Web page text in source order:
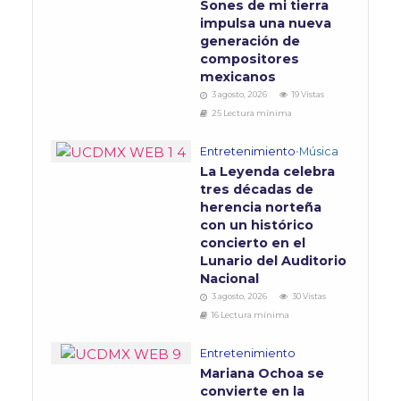
Sones de mi tierra
impulsa una nueva
generación de
compositores
mexicanos
3 agosto, 2026
19 Vistas
25 Lectura mínima
Entretenimiento•Música
La Leyenda celebra
tres décadas de
herencia norteña
con un histórico
concierto en el
Lunario del Auditorio
Nacional
3 agosto, 2026
30 Vistas
16 Lectura mínima
Entretenimiento
Mariana Ochoa se
convierte en la